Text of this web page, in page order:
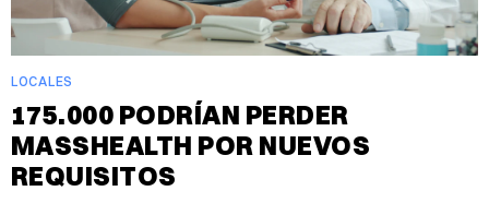
LOCALES
175.000 PODRÍAN PERDER
MASSHEALTH POR NUEVOS
REQUISITOS